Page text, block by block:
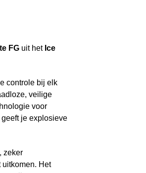
FG uit het Ice
controle bij elk
veilige
voor
je explosieve
zeker
Het